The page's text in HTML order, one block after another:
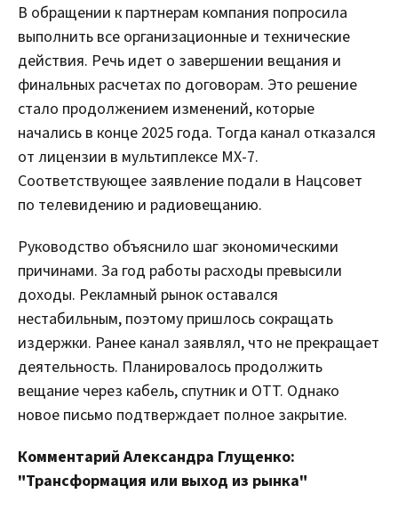
В обращении к партнерам компания попросила
выполнить все организационные и технические
действия. Речь идет о завершении вещания и
финальных расчетах по договорам. Это решение
стало продолжением изменений, которые
начались в конце 2025 года. Тогда канал отказался
от лицензии в мультиплексе MX-7.
Соответствующее заявление подали в Нацсовет
по телевидению и радиовещанию.
Руководство объяснило шаг экономическими
причинами. За год работы расходы превысили
доходы. Рекламный рынок оставался
нестабильным, поэтому пришлось сокращать
издержки. Ранее канал заявлял, что не прекращает
деятельность. Планировалось продолжить
вещание через кабель, спутник и OTT. Однако
новое письмо подтверждает полное закрытие.
Комментарий Александра Глущенко:
"Трансформация или выход из рынка"